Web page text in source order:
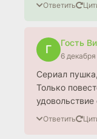
Ответить
Г
Гость
6
Сериал
Только
Ответить